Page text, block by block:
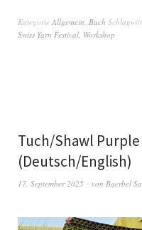
Kategorie Allgemein, Buch
Swiss Yarn Festival, Workshop
Tuch/Shawl
(Deutsch/English)
17. September 2025 von Baerbel